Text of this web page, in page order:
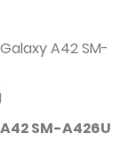
A42 SM-
SM-A426U